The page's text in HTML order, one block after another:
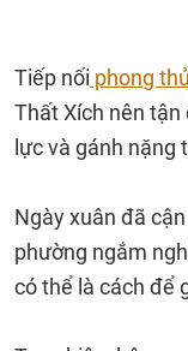
Tiếp nối phong
Thất Xích nên
lực và gánh nặng
Ngày xuân đã
phường ngắm
có thể là cách để